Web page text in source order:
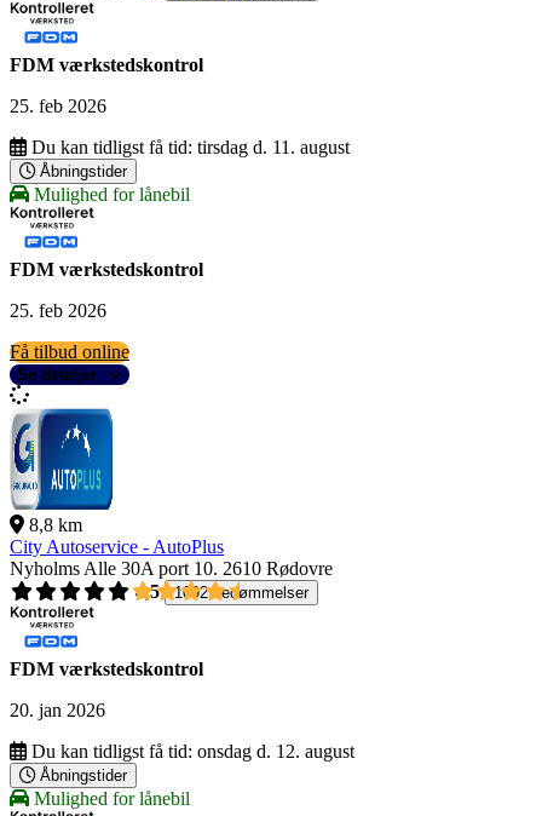
FDM værkstedskontrol
25. feb 2026
Du kan tidligst få tid: tirsdag d. 11. august
Åbningstider
Mulighed for lånebil
FDM værkstedskontrol
25. feb 2026
Få tilbud online
Se detaljer
8,8 km
City Autoservice - AutoPlus
Nyholms Alle 30A port 10. 2610 Rødovre
4,5
1092 bedømmelser
FDM værkstedskontrol
20. jan 2026
Du kan tidligst få tid: onsdag d. 12. august
Åbningstider
Mulighed for lånebil